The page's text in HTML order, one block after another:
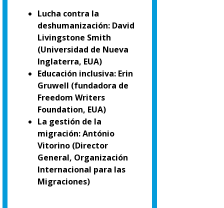
Lucha contra la
deshumanización: David
Livingstone Smith
(Universidad de Nueva
Inglaterra, EUA)
Educación inclusiva: Erin
Gruwell (fundadora de
Freedom Writers
Foundation, EUA)
La gestión de la
migración: António
Vitorino (Director
General, Organización
Internacional para las
Migraciones)